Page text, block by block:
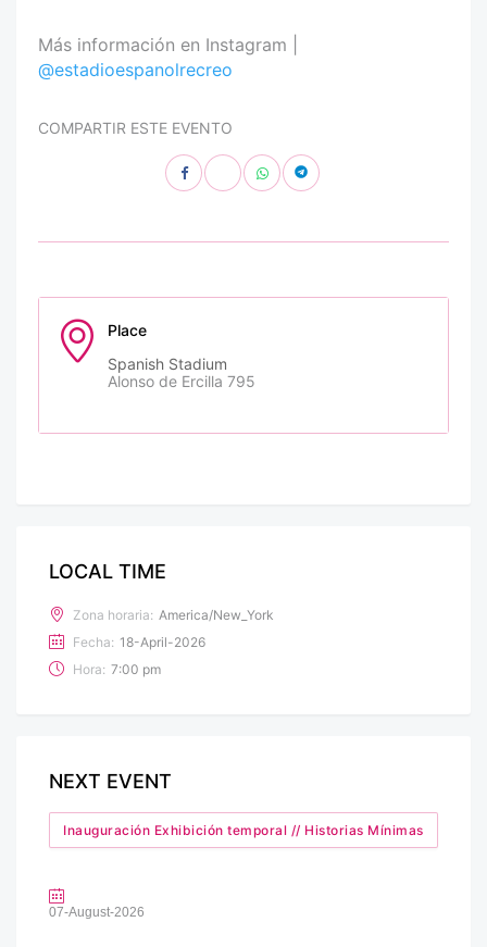
Más información en Instagram |
@estadioespanolrecreo
COMPARTIR ESTE EVENTO
Place
Spanish Stadium
Alonso de Ercilla 795
LOCAL TIME
Zona horaria: America/New_York
Fecha: 18-April-2026
Hora: 7:00 pm
NEXT EVENT
Inauguración Exhibición temporal // Historias Mínimas
07-August-2026